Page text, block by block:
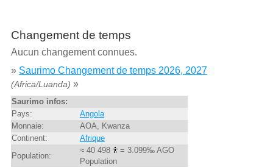
Changement de temps
Aucun changement connues.
» Saurimo Changement de temps 2026, 2027
(Africa/Luanda) »
Saurimo infos:
Pays:
Angola
Monnaie:
AOA, Kwanza
Continent:
Afrique
Population:
≈ 40 498
= 3.099‰ AGO
Population